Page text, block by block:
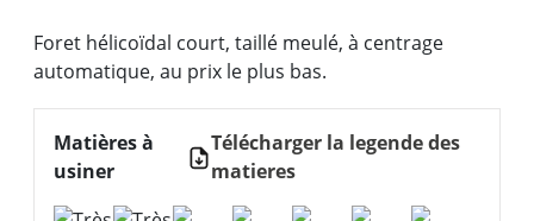
Foret hélicoïdal court, taillé meulé, à centrage
automatique, au prix le plus bas.
Matières à
usiner
Télécharger la legende des
matieres